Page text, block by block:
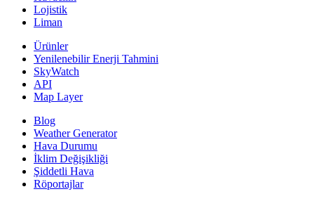
Lojistik
Liman
Ürünler
Yenilenebilir Enerji Tahmini
SkyWatch
API
Map Layer
Blog
Weather Generator
Hava Durumu
İklim Değişikliği
Şiddetli Hava
Röportajlar